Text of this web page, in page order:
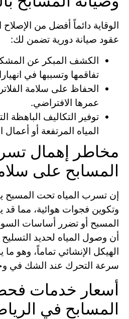
الوقاية دائماً أفضل من
عقود صيانة دورية تضمن لك:
الكشف المبكر عن
تفاقمها وتسببها في
الحفاظ على سلامة
عمرها الافتراضي.
توفير التكاليف الباهظة
المياه المرتفعة أو أعمال
مخاطر إهمال
المسابح على
إن تسرب المياه تحت المسبح
وتكوين فجوات هوائية، مما
المسبح أو تضرر أساسات السور
أن وصول المياه لحديد
الهيكل الإنشائي تماماً، وهو ما
سرعة التحرك عند الشك في
أسعار خدمات
المسابح في